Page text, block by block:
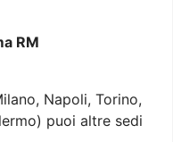
RM
Napoli, Torino,
puoi altre sedi